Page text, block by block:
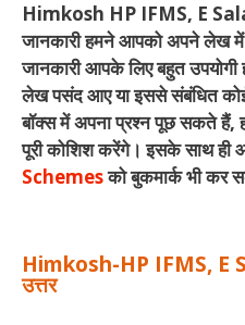
Himkosh HP IFMS, E
जानकारी हमने आपको अपने लेख में
जानकारी आपके लिए बहुत उपयोगी
लेख पसंद आए या इससे संबंधित
बॉक्स में अपना प्रश्न पूछ सकते हैं,
पूरी कोशिश करेंगे। इसके साथ ही
Schemesको बुकमार्क भी कर
Himkosh-HP IFMS, E
उत्तर